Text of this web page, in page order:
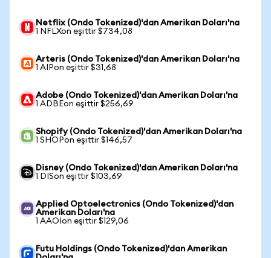
Netflix (Ondo Tokenized)'dan Amerikan Doları'na
1 NFLXon eşittir $734,08
Arteris (Ondo Tokenized)'dan Amerikan Doları'na
1 AIPon eşittir $31,68
Adobe (Ondo Tokenized)'dan Amerikan Doları'na
1 ADBEon eşittir $256,69
Shopify (Ondo Tokenized)'dan Amerikan Doları'na
1 SHOPon eşittir $146,57
Disney (Ondo Tokenized)'dan Amerikan Doları'na
1 DISon eşittir $103,69
Applied Optoelectronics (Ondo Tokenized)'dan
Amerikan Doları'na
1 AAOIon eşittir $129,06
Futu Holdings (Ondo Tokenized)'dan Amerikan